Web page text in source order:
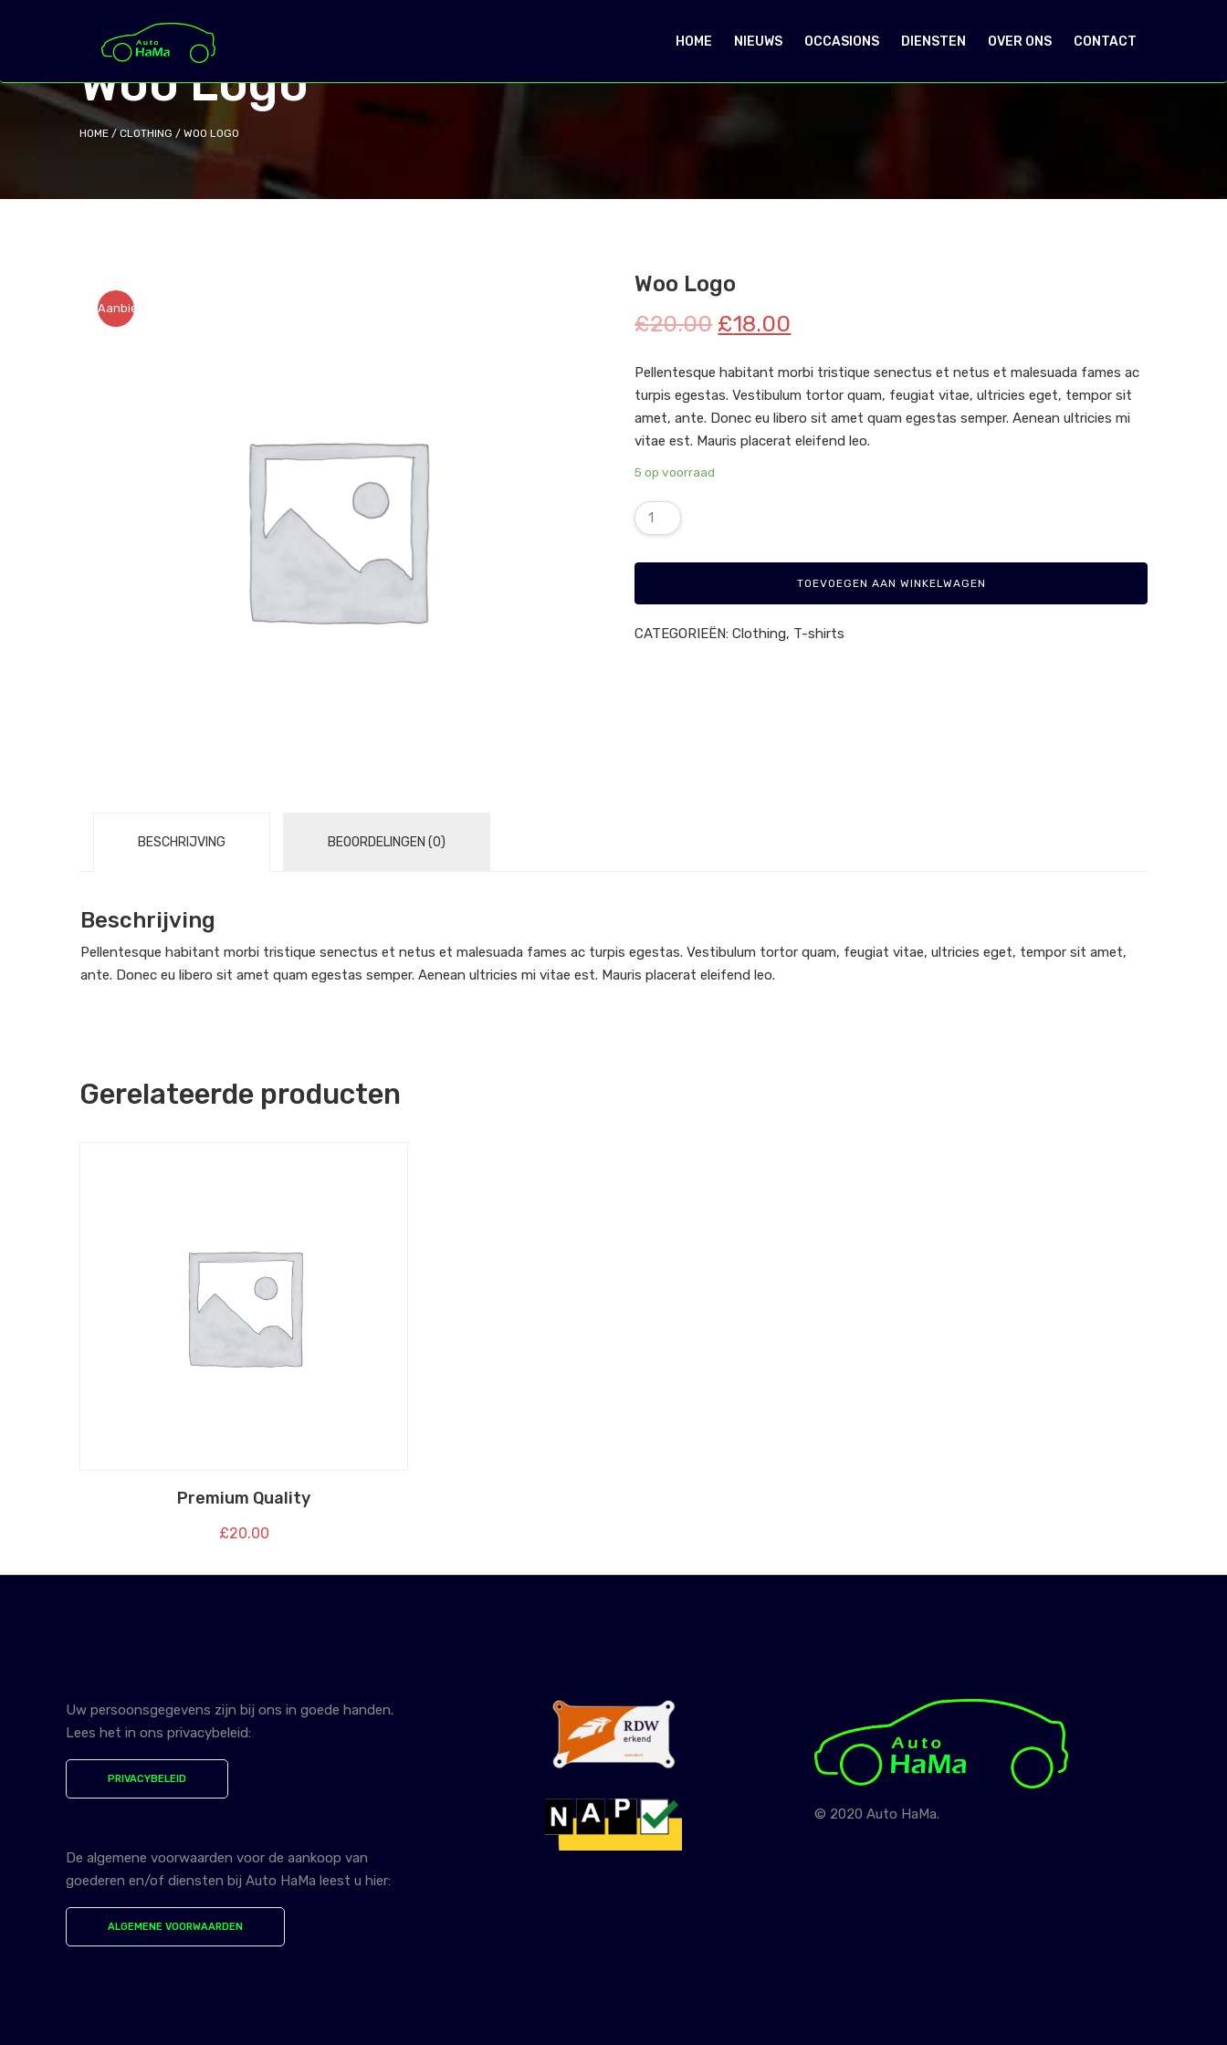
HOME NIEUWS OCCASIONS DIENSTEN OVER ONS CONTACT
Woo Logo
HOME /CLOTHING / WOO LOGO
Aanbieding!
Woo Logo
£20.00 £18.00
Pellentesque habitant morbi tristique senectus et netus et malesuada fames ac
turpis egestas. Vestibulum tortor quam, feugiat vitae, ultricies eget, tempor sit
amet, ante. Donec eu libero sit amet quam egestas semper. Aenean ultricies mi
vitae est. Mauris placerat eleifend leo.
5 op voorraad
TOEVOEGEN AAN WINKELWAGEN
CATEGORIEËN:Clothing, T-shirts
BESCHRIJVING BEOORDELINGEN (0)
Beschrijving
Pellentesque habitant morbi tristique senectus et netus et malesuada fames ac turpis egestas. Vestibulum tortor quam, feugiat vitae, ultricies eget, tempor sit amet,
ante. Donec eu libero sit amet quam egestas semper. Aenean ultricies mi vitae est. Mauris placerat eleifend leo.
Gerelateerde producten
Premium Quality
£20.00
Uw persoonsgegevens zijn bij ons in goede handen.
Lees het in ons privacybeleid:
PRIVACYBELEID
De algemene voorwaarden voor de aankoop van
goederen en/of diensten bij Auto HaMa leest u hier:
ALGEMENE VOORWAARDEN
© 2020 Auto HaMa.